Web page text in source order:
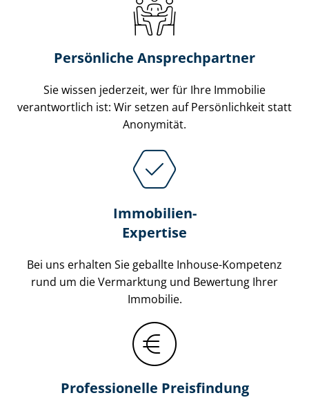
Persönliche Ansprechpartner
Sie wissen jederzeit, wer für Ihre Immobilie
verantwortlich ist: Wir setzen auf Persönlichkeit statt
Anonymität.
Immobilien-
Expertise
Bei uns erhalten Sie geballte Inhouse-Kompetenz
rund um die Vermarktung und Bewertung Ihrer
Immobilie.
Professionelle Preisfindung